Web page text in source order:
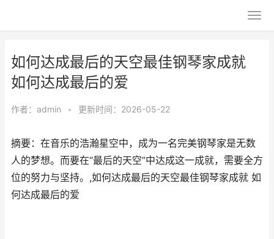
如何达成最后的天空最佳钢琴家成就
如何达成最后的爱
作者： admin • 更新时间：2026-05-22
摘要：在音乐的浩瀚星空中，成为一名完美钢琴家是无数
人的梦想。而要在“最后的天空”中达成这一成就，需要全方
位的努力与坚持。,如何达成最后的天空最佳钢琴家成就 如
何达成最后的爱